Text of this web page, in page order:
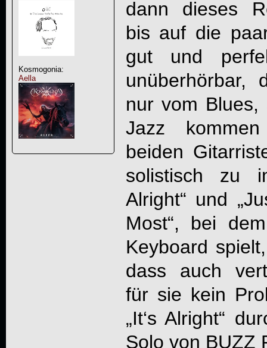
Kosmogonia:
Aella
dann dieses
bis auf die
gut und
unüberhörbar,
nur vom
Jazz
beiden
solistisch zu
Alright“ und
Most“, bei
Keyboard
dass auch
für sie kein
„It‘s Alright“
Solo von BUZZ